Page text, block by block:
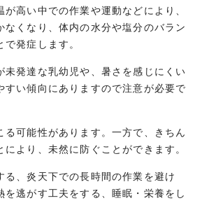
高い中での作業や運動などにより、
なくなり、体内の水分や塩分のバラン
発症します。
未発達な乳幼児や、暑さを感じにくい
すい傾向にありますので注意が必要で
る可能性があります。一方で、きちん
により、未然に防ぐことができます。
る、炎天下での長時間の作業を避け
を逃がす工夫をする、睡眠・栄養をし